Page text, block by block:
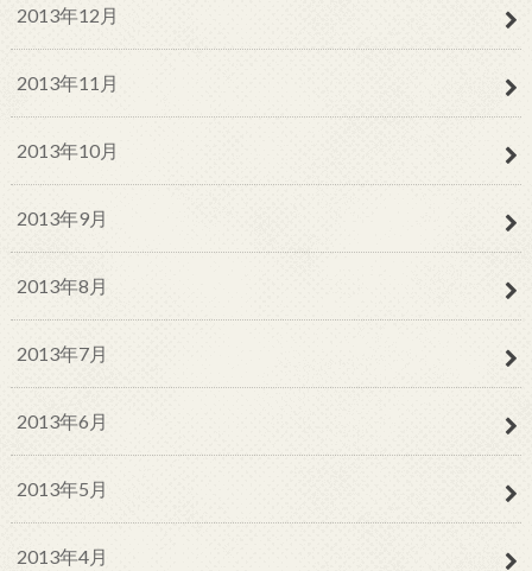
2013年12月
2013年11月
2013年10月
2013年9月
2013年8月
2013年7月
2013年6月
2013年5月
2013年4月